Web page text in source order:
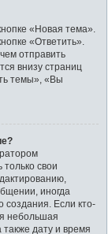
«Новая тема».
«Ответить».
отправить
внизу страниц
темы», «Вы
свои
иногда
создания. Если кто-
небольшая
также дату и время